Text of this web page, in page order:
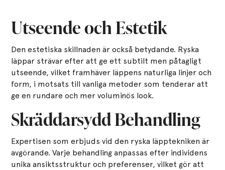
Utseende och Estetik
Den estetiska skillnaden är också betydande. Ryska
läppar strävar efter att ge ett subtilt men påtagligt
utseende, vilket framhäver läppens naturliga linjer och
form, i motsats till vanliga metoder som tenderar att
ge en rundare och mer voluminös look.
Skräddarsydd Behandling
Expertisen som erbjuds vid den ryska läpptekniken är
avgörande. Varje behandling anpassas efter individens
unika ansiktsstruktur och preferenser, vilket gör att